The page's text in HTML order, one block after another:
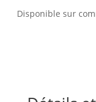
Disponible sur